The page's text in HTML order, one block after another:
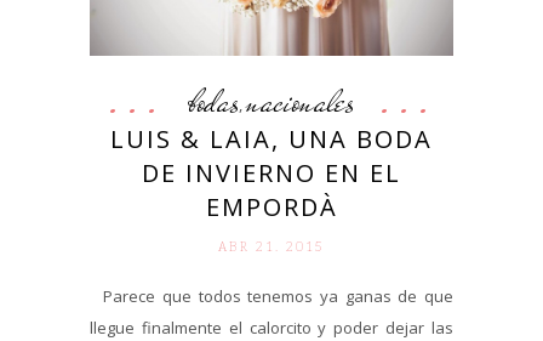
bodas,nacionales
LUIS & LAIA, UNA BODA
DE INVIERNO EN EL
EMPORDÀ
ABR 21. 2015
Parece que todos tenemos ya ganas de que
llegue finalmente el calorcito y poder dejar las